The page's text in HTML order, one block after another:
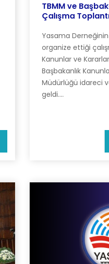
TBMM ve
Çalışma
Yasama
organize ettiği
Kanunlar ve
Başbakanlık
Müdürlüğü idareci
geldi....